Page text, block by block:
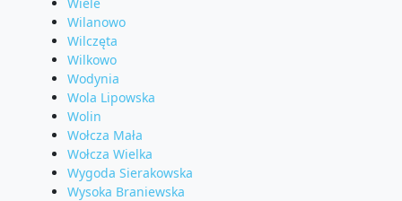
Wilanowo
Wilczęta
Wilkowo
Wodynia
Wola Lipowska
Wolin
Wołcza Mała
Wołcza Wielka
Wygoda Sierakowska
Wysoka Braniewska